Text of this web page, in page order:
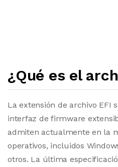
¿Qué es el
La extensión de archivo EFI
interfaz de firmware
admiten actualmente en la
operativos, incluidos
otros. La última